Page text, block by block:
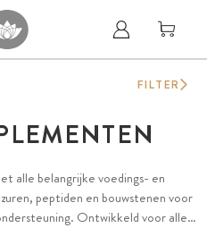
alle belangrijke voedings- en
peptiden en bouwstenen voor
Ontwikkeld voor alle
FILTER